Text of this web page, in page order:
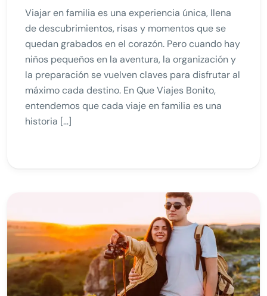
Viajar en familia es una experiencia única, llena
de descubrimientos, risas y momentos que se
quedan grabados en el corazón. Pero cuando hay
niños pequeños en la aventura, la organización y
la preparación se vuelven claves para disfrutar al
máximo cada destino. En Que Viajes Bonito,
entendemos que cada viaje en familia es una
historia […]